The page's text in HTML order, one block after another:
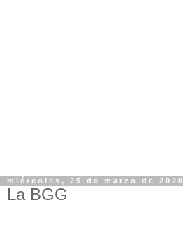
miércoles, 25 de marzo de 2020
La BGG